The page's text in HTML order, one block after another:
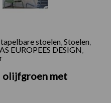
stoelen Stoelen
EUROPEES DESIGN
olijfgroen met